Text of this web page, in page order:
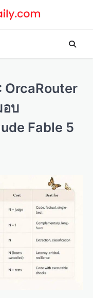
OrcaRouter
อบ
Fable 5